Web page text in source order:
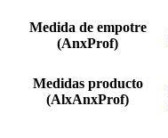
Medida de empotre
(AnxProf)
Medidas producto
(AlxAnxProf)